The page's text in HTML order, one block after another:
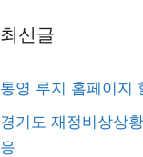
최신글
통영 루지 홈페이지
경기도 재정비상상
응